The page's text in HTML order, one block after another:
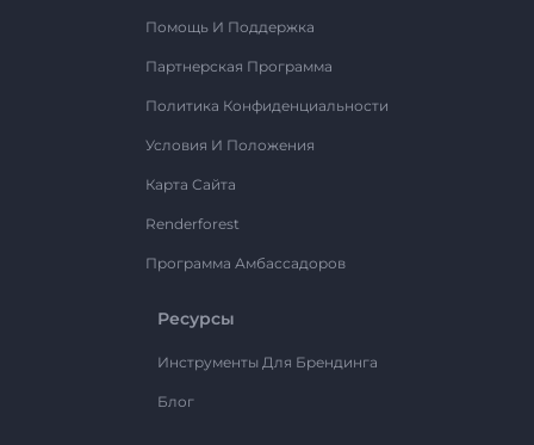
Помощь И Поддержка
Партнерская Программа
Политика Конфиденциальности
Условия И Положения
Карта Сайта
Renderforest
Программа Амбассадоров
Ресурсы
Инструменты Для Брендинга
Блог